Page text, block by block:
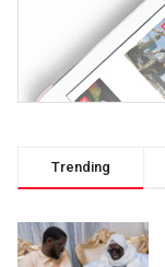
Trending